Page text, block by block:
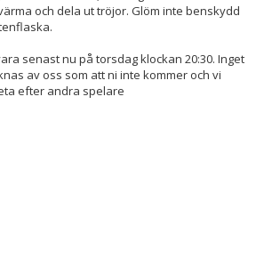
och dela ut tröjor. Glöm inte benskydd
senast nu på torsdag klockan 20:30. Inget
av oss som att ni inte kommer och vi
efter andra spelare